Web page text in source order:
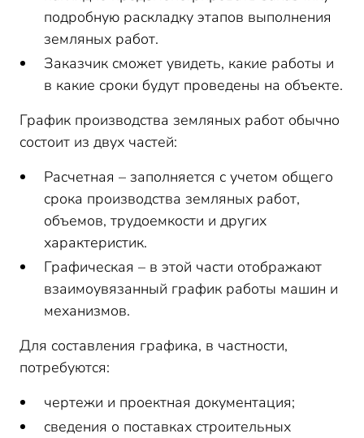
подробную раскладку этапов выполнения
земляных работ.
Заказчик сможет увидеть, какие работы и
в какие сроки будут проведены на объекте.
График производства земляных работ обычно
состоит из двух частей:
Расчетная – заполняется с учетом общего
срока производства земляных работ,
объемов, трудоемкости и других
характеристик.
Графическая – в этой части отображают
взаимоувязанный график работы машин и
механизмов.
Для составления графика, в частности,
потребуются:
чертежи и проектная документация;
сведения о поставках строительных